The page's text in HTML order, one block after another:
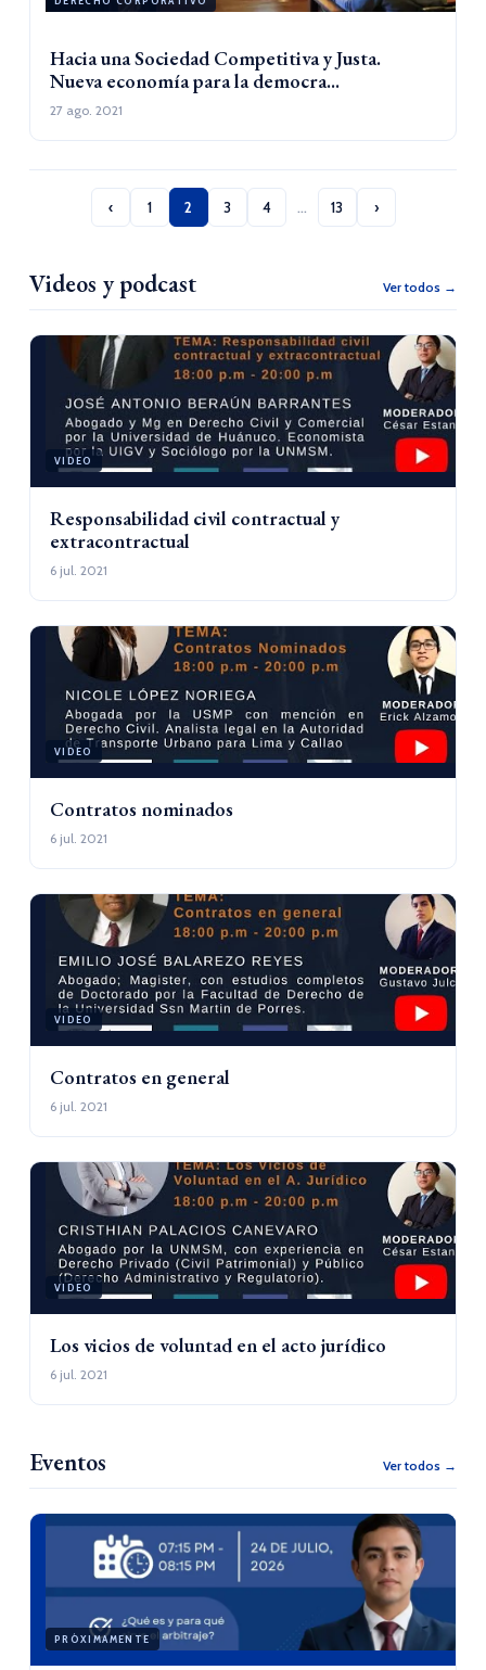
Hacia una Sociedad Competitiva y Justa.
Nueva economía para la democra...
27 ago. 2021
‹ 1 2 3 4 … 13 ›
Videos y podcast Ver todos →
VIDEO
Responsabilidad civil contractual y
extracontractual
6 jul. 2021
VIDEO
Contratos nominados
6 jul. 2021
VIDEO
Contratos en general
6 jul. 2021
VIDEO
Los vicios de voluntad en el acto jurídico
6 jul. 2021
Eventos Ver todos →
PRÓXIMAMENTE